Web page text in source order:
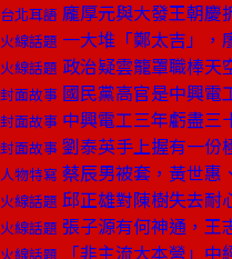
台北耳語 龐厚元與大發王朝慶
火線話題 一大堆「鄭太吉」，
火線話題 政治疑雲籠罩職棒天
封面故事 國民黨高官是中興電
封面故事 中興電工三年虧盡三
封面故事 劉泰英手上握有一份
人物特寫 蔡辰男被套，黃世惠
火線話題 邱正雄對陳樹失去耐
火線話題 張子源有何神通，王
火線話題 「非主流大本營」中